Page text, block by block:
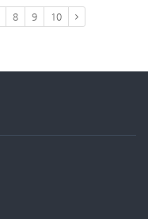
8 9 10